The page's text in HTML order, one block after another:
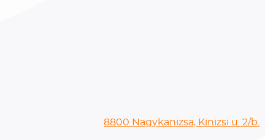
8800 Nagykanizsa, Kinizsi u. 2/b.